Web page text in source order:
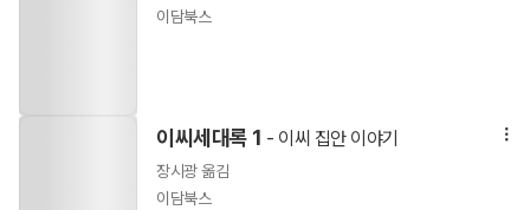
이담북스
이씨세대록 1 - 이씨 집안 이야기
장시광 옮김
이담북스